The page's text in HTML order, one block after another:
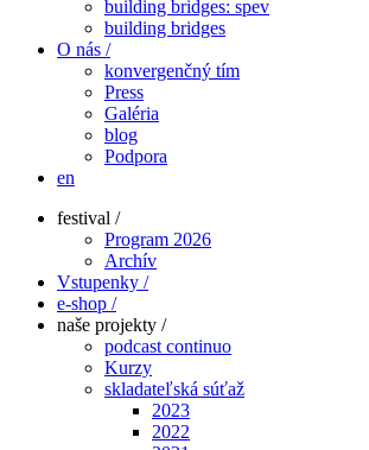
building bridges: spev
building bridges
O nás /
konvergenčný tím
Press
Galéria
blog
Podpora
en
festival /
Program 2026
Archív
Vstupenky /
e-shop /
naše projekty /
podcast continuo
Kurzy
skladateľská súťaž
2023
2022